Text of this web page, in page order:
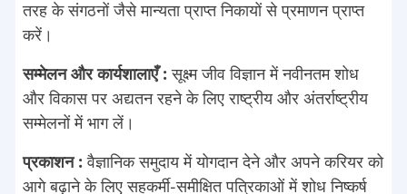
तरह के संगठनों जैसे मान्यता प्राप्त निकायों से प्रमाणन प्राप्त
करें।
सम्मेलन और कार्यशालाएँ :सूक्ष्म जीव विज्ञान में नवीनतम शोध
और विकास पर अद्यतन रहने के लिए राष्ट्रीय और अंतर्राष्ट्रीय
सम्मेलनों में भाग लें।
प्रकाशन :वैज्ञानिक समुदाय में योगदान देने और अपने करियर को
आगे बढ़ाने के लिए सहकर्मी-समीक्षित पत्रिकाओं में शोध निष्कर्ष